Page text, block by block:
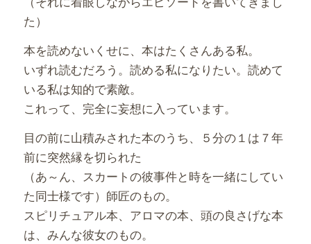
た）
本を読めないくせに、本はたくさんある私。
いずれ読むだろう。読める私になりたい。読めて
いる私は知的で素敵。
これって、完全に妄想に入っています。
目の前に山積みされた本のうち、５分の１は７年
前に突然縁を切られた
（あ～ん、スカートの彼事件と時を一緒にしてい
た同士様です）師匠のもの。
スピリチュアル本、アロマの本、頭の良さげな本
は、みんな彼女のもの。